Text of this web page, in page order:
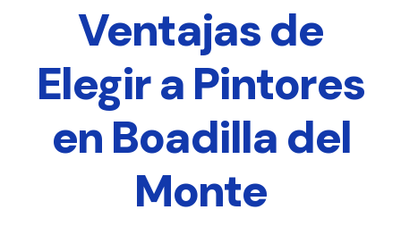
Ventajas de
Elegir a Pintores
en Boadilla del
Monte